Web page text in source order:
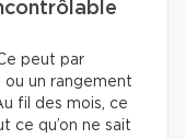
peut par
un rangement
fil des mois, ce
ce qu’on ne sait